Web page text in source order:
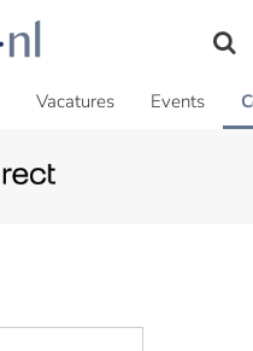
Vacatures Events